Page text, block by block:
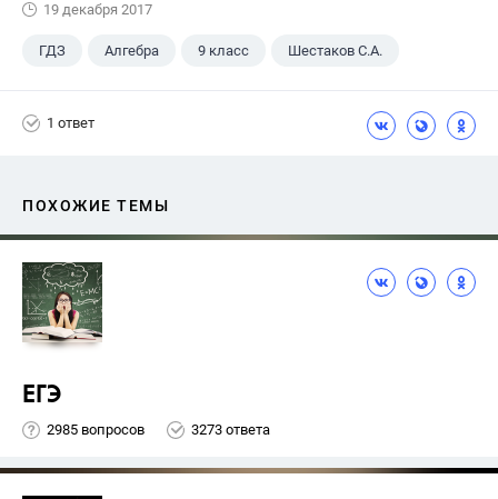
19 декабря 2017
ГДЗ Алгебра 9 класс Шестаков С.А.
1 ответ
ПОХОЖИЕ ТЕМЫ
ЕГЭ
2985 вопросов 3273 ответа